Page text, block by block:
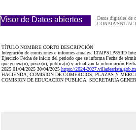
Visor de Datos abiertos
Datos digitales de
CONAIP/SNT/
TÍTULO NOMBRE CORTO DESCRIPCIÓN
Integración de comisiones e informes anuales. LTAIPSLP85IID
Ejercicio Fecha de inicio del periodo que se informa Fecha de
que genera(n), posee(n), publica(n) y actualizan la información
2025 01/04/2025 30/04/2025 https://2024-
HACIENDA, COMISION DE COMERCIOS, PLAZAS Y
COMISION DE EDUCACION PUBLICA. SECRETARÍA